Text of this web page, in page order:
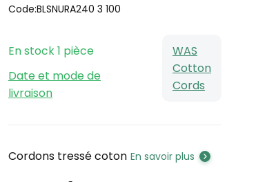
Code:BLSNURA240 3 100
En stock1 pièce
Date et mode de
livraison
WAS
Cotton
Cords
Cordons tressé coton En savoir plus